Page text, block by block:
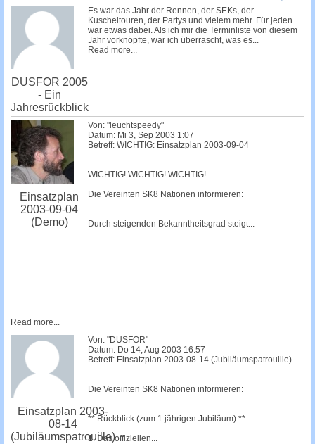
DUSFOR 2005
- Ein
Jahresrückblick
Es war das Jahr der Rennen, der SEKs, der
Kuscheltouren, der Partys und vielem mehr. Für jeden
war etwas dabei. Als ich mir die Terminliste von diesem
Jahr vorknöpfte, war ich überrascht, was es...
Read more...
Einsatzplan
2003-09-04
(Demo)
Von: "leuchtspeedy"
Datum: Mi 3, Sep 2003 1:07
Betreff: WICHTIG: Einsatzplan 2003-09-04
WICHTIG! WICHTIG! WICHTIG!
Die Vereinten SK8 Nationen informieren:
=======================================
Durch steigenden Bekanntheitsgrad steigt...
Read more...
Einsatzplan 2003-
08-14
(Jubiläumspatrouille)
Von: "DUSFOR"
Datum: Do 14, Aug 2003 16:57
Betreff: Einsatzplan 2003-08-14 (Jubiläumspatrouille)
Die Vereinten SK8 Nationen informieren:
=======================================
** Rückblick (zum 1 jährigen Jubiläum) **
1. Das offiziellen...